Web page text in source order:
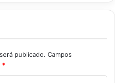
publicado. Campos
*